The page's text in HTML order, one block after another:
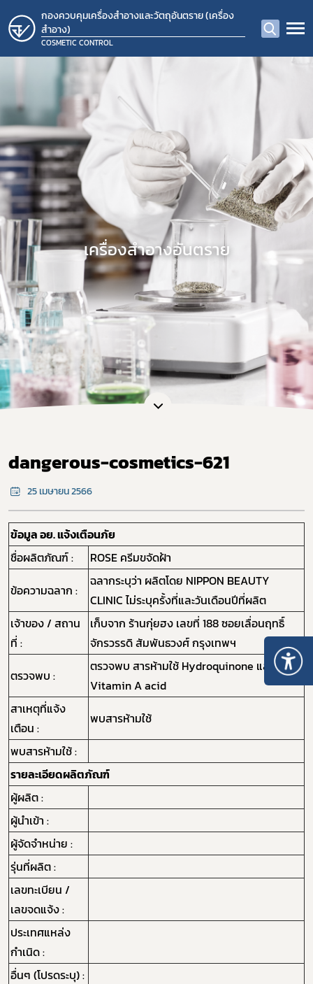
กองควบคุมเครื่องสำอางและวัตถุอันตราย (เครื่อง
สำอาง)
COSMETIC CONTROL
​เครื่องสำอางอันตราย
dangerous-cosmetics-621
25 เมษายน 2566
ข้อมูล อย. แจ้งเตือนภัย
ชื่อผลิตภัณฑ์ :
ROSE ครีมขจัดฝ้า
ข้อความฉลาก :
ฉลากระบุว่า ผลิตโดย NIPPON BEAUTY
CLINIC ไม่ระบุครั้งที่และวันเดือนปีที่ผลิต
เจ้าของ / สถาน
ที่ :
เก็บจาก ร้านกุ่ยฮง เลขที่ 188 ซอยเลื่อนฤทธิ์
จักรวรรดิ สัมพันธวงศ์ กรุงเทพฯ
ตรวจพบ :
ตรวจพบ สารห้ามใช้ Hydroquinone และ
Vitamin A acid
สาเหตุที่แจ้ง
เตือน :
พบสารห้ามใช้
พบสารห้ามใช้ :
รายละเอียดผลิตภัณฑ์
ผู้ผลิต :
ผู้นำเข้า :
ผู้จัดจำหน่าย :
รุ่นที่ผลิต :
เลขทะเบียน /
เลขจดแจ้ง :
ประเทศแหล่ง
กำเนิด :
อื่นๆ (โปรดระบุ) :